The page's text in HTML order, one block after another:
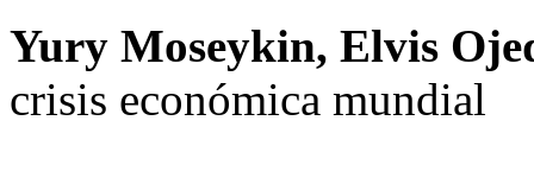
Yury Moseykin, Elvis
crisis económica mundial